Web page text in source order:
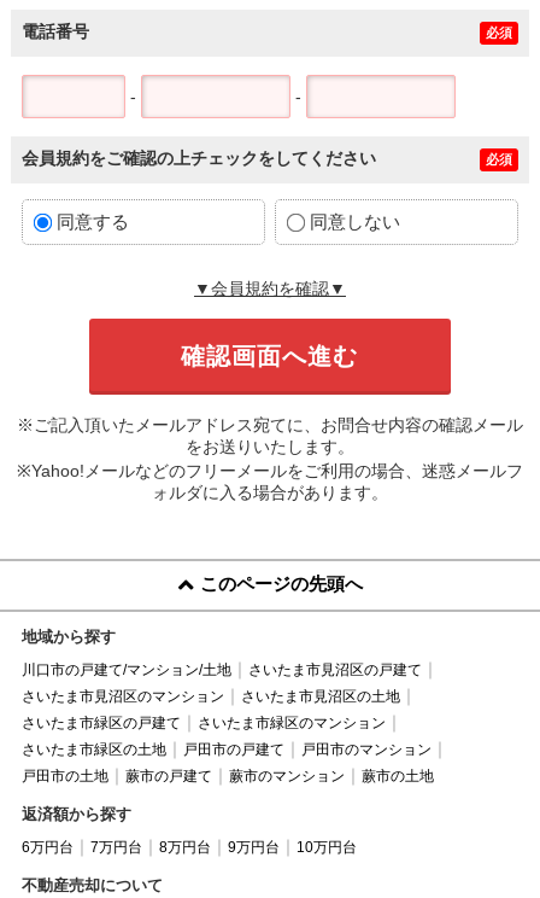
電話番号 必須
- -
会員規約をご確認の上チェックをしてください 必須
同意する 同意しない
▼会員規約を確認▼
※ご記入頂いたメールアドレス宛てに、お問合せ内容の確認メール
をお送りいたします。
※Yahoo!メールなどのフリーメールをご利用の場合、迷惑メールフ
ォルダに入る場合があります。
このページの先頭へ
地域から探す
川口市の戸建て/マンション/土地
さいたま市見沼区の戸建て
さいたま市見沼区のマンション
さいたま市見沼区の土地
さいたま市緑区の戸建て
さいたま市緑区のマンション
さいたま市緑区の土地
戸田市の戸建て
戸田市のマンション
戸田市の土地
蕨市の戸建て 蕨市のマンション 蕨市の土地
返済額から探す
6万円台 7万円台 8万円台 9万円台 10万円台
不動産売却について